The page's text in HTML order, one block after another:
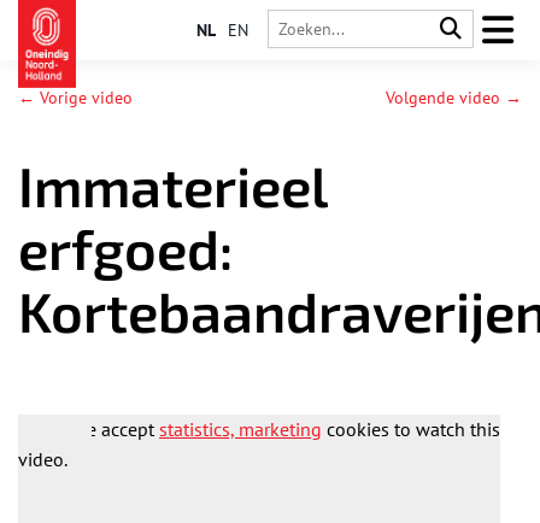
NL EN
← Vorige video Volgende video →
Immaterieel
erfgoed:
Please acceptstatistics, marketing cookies to watch this
video.